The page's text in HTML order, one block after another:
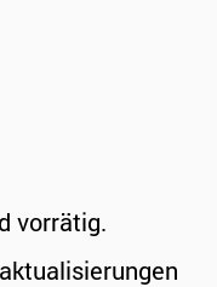
vorrätig.